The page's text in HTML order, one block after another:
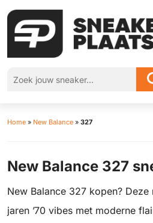
Home » New Balance » 327
New Balance 327
New Balance 327 kopen?
jaren ’70 vibes met moderne